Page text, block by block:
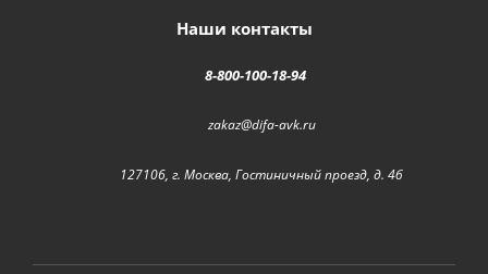
Наши контакты
8-800-100-18-94
zakaz@difa-avk.ru
127106, г. Москва, Гостиничный проезд, д. 4б